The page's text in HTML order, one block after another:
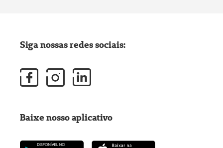
Siga nossas redes sociais:
Baixe nosso aplicativo